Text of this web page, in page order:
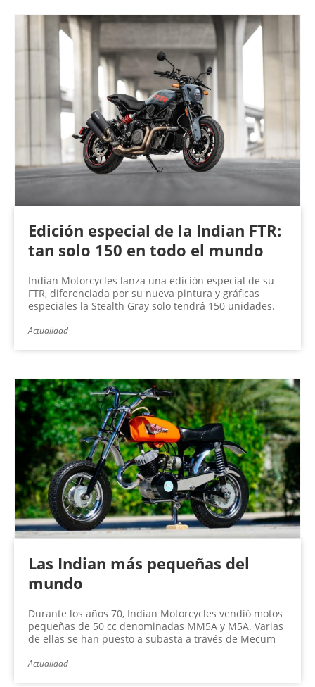
Edición especial de la Indian FTR:
tan solo 150 en todo el mundo
Indian Motorcycles lanza una edición especial de su
FTR, diferenciada por su nueva pintura y gráficas
especiales la Stealth Gray solo tendrá 150 unidades.
Actualidad
Las Indian más pequeñas del
mundo
Durante los años 70, Indian Motorcycles vendió motos
pequeñas de 50 cc denominadas MM5A y M5A. Varias
de ellas se han puesto a subasta a través de Mecum
Actualidad